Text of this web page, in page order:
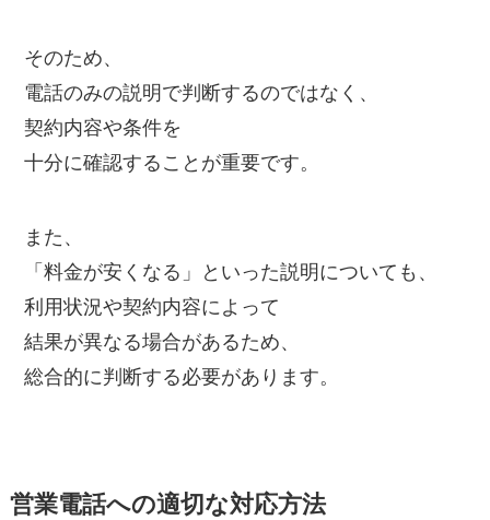
そのため、
電話のみの説明で判断するのではなく、
契約内容や条件を
十分に確認することが重要です。
また、
「料金が安くなる」といった説明についても、
利用状況や契約内容によって
結果が異なる場合があるため、
総合的に判断する必要があります。
営業電話への適切な対応方法